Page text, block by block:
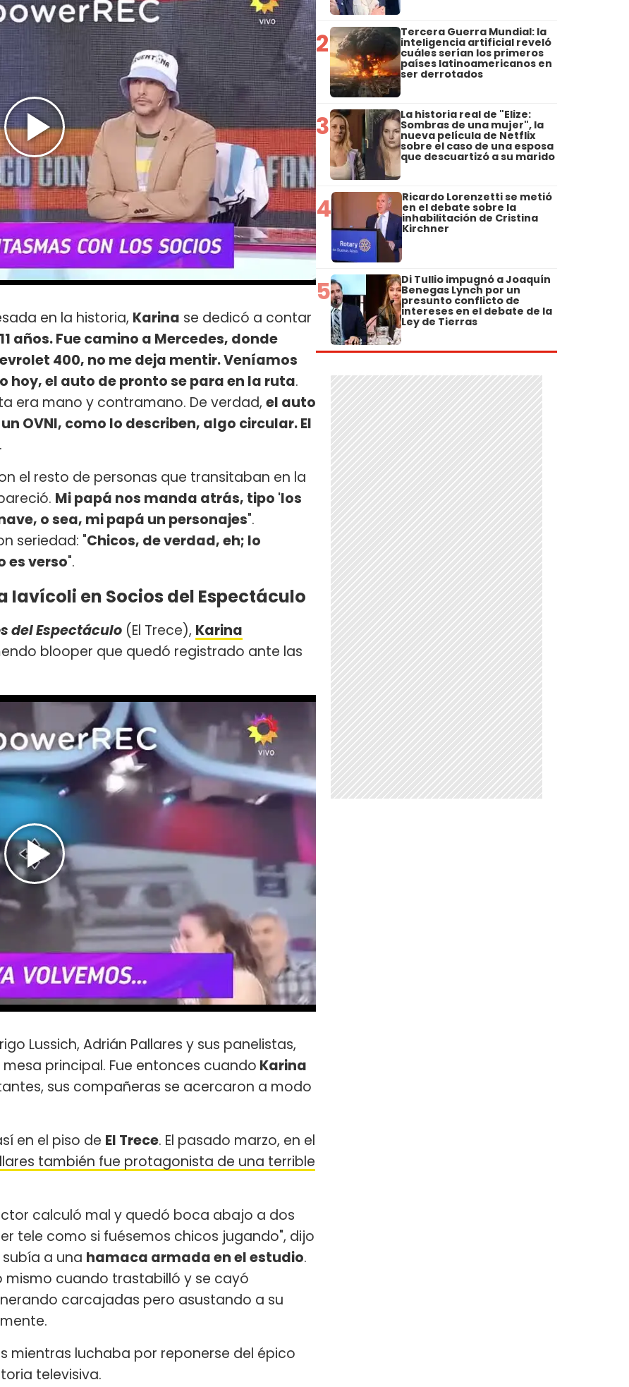
en la historia, Karina se dedicó a contar
años. Fue camino a Mercedes, donde
400, no me deja mentir. Veníamos
hoy, el auto de pronto se para en la ruta.
era mano y contramano. De verdad, el auto
OVNI, como lo describen, algo circular. El
el resto de personas que transitaban en la
Mi papá nos manda atrás, tipo 'los
o sea, mi papá un personajes".
seriedad: "Chicos, de verdad, eh; lo
es verso".
Iavícoli en Socios del Espectáculo
del Espectáculo (El Trece), Karina
blooper que quedó registrado ante las
Lussich, Adrián Pallares y sus panelistas,
principal. Fue entonces cuando Karina
sus compañeras se acercaron a modo
en el piso de El Trece. El pasado marzo, en el
también fue protagonista de una terrible
calculó mal y quedó boca abajo a dos
tele como si fuésemos chicos jugando", dijo
a una hamaca armada en el estudio.
mismo cuando trastabilló y se cayó
carcajadas pero asustando a su
mientras luchaba por reponerse del épico
televisiva.
2 Tercera Guerra Mundial: la
inteligencia artificial reveló
cuáles serían los primeros
países latinoamericanos en
ser derrotados
3 La historia real de "Elize:
Sombras de una mujer", la
nueva película de Netflix
sobre el caso de una esposa
que descuartizó a su marido
4 Ricardo Lorenzetti se metió
en el debate sobre la
inhabilitación de Cristina
Kirchner
5 Di Tullio impugnó a Joaquín
Benegas Lynch por un
presunto conflicto de
intereses en el debate de la
Ley de Tierras